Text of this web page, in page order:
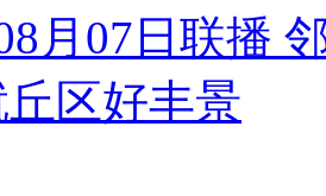
月07日联播
区好丰景